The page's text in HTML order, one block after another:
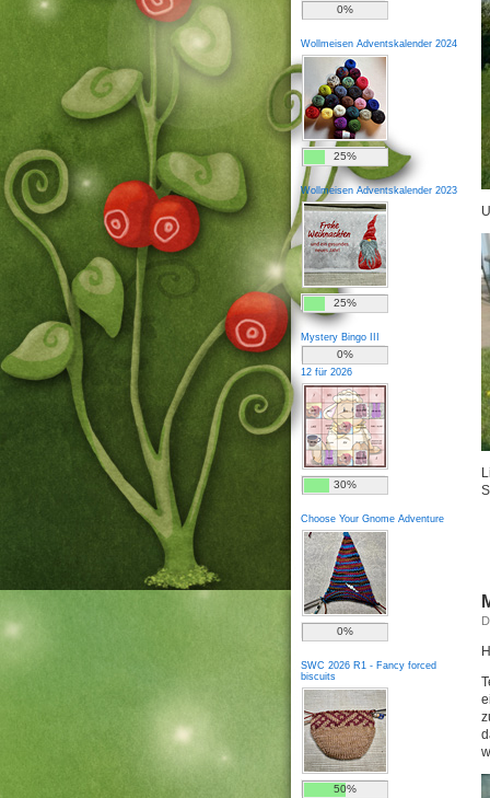
0%
Wollmeisen Adventskalender 2024
25%
Wollmeisen Adventskalender 2023
25%
Mystery Bingo III
0%
12 für 2026
30%
Choose Your Gnome Adventure
0%
SWC 2026 R1 - Fancy forced
biscuits
50%